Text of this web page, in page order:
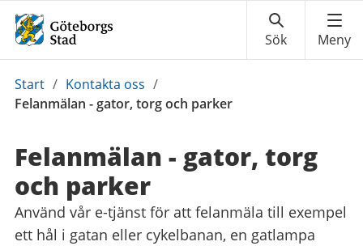
Du
är
Start / Kontakta oss /
Felanmälan - gator, torg och parker
Felanmälan - gator, torg
och parker
Använd vår e-tjänst för att felanmäla till exempel
ett hål i gatan eller cykelbanan, en gatlampa